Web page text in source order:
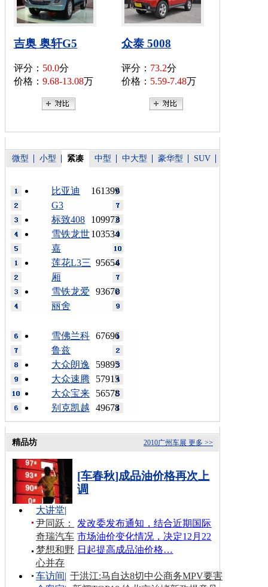
吉奥 奥轩G5
评分： 50.0分
价格： 9.68-13.08万
众泰 5008
评分： 73.2分
价格： 5.59-7.48万
微型 小型 紧凑 中型 中大型 豪华型 SUV
161399
比亚迪
G3
109973
标致408
103534
雪铁龙世
嘉
95654
莲花L3三
厢
93670
雪铁龙爱
丽舍
67696
雪佛兰科
鲁兹
59895
大众朗逸
57915
大众速腾
56578
大众宝来
49678
别克凯越
更多 >>
2010广州车展
精品坊
[车春秋]成品油价格再次上
调
发改委发布通知，结合近期国际
市场油价变化情况，决定12月22
日起提高成品油价格…
大讲堂|
尹同跃：
奇瑞汽车
梦想和野
心并存
车访间| 于洪江:马自达8切中公商务MPV要害